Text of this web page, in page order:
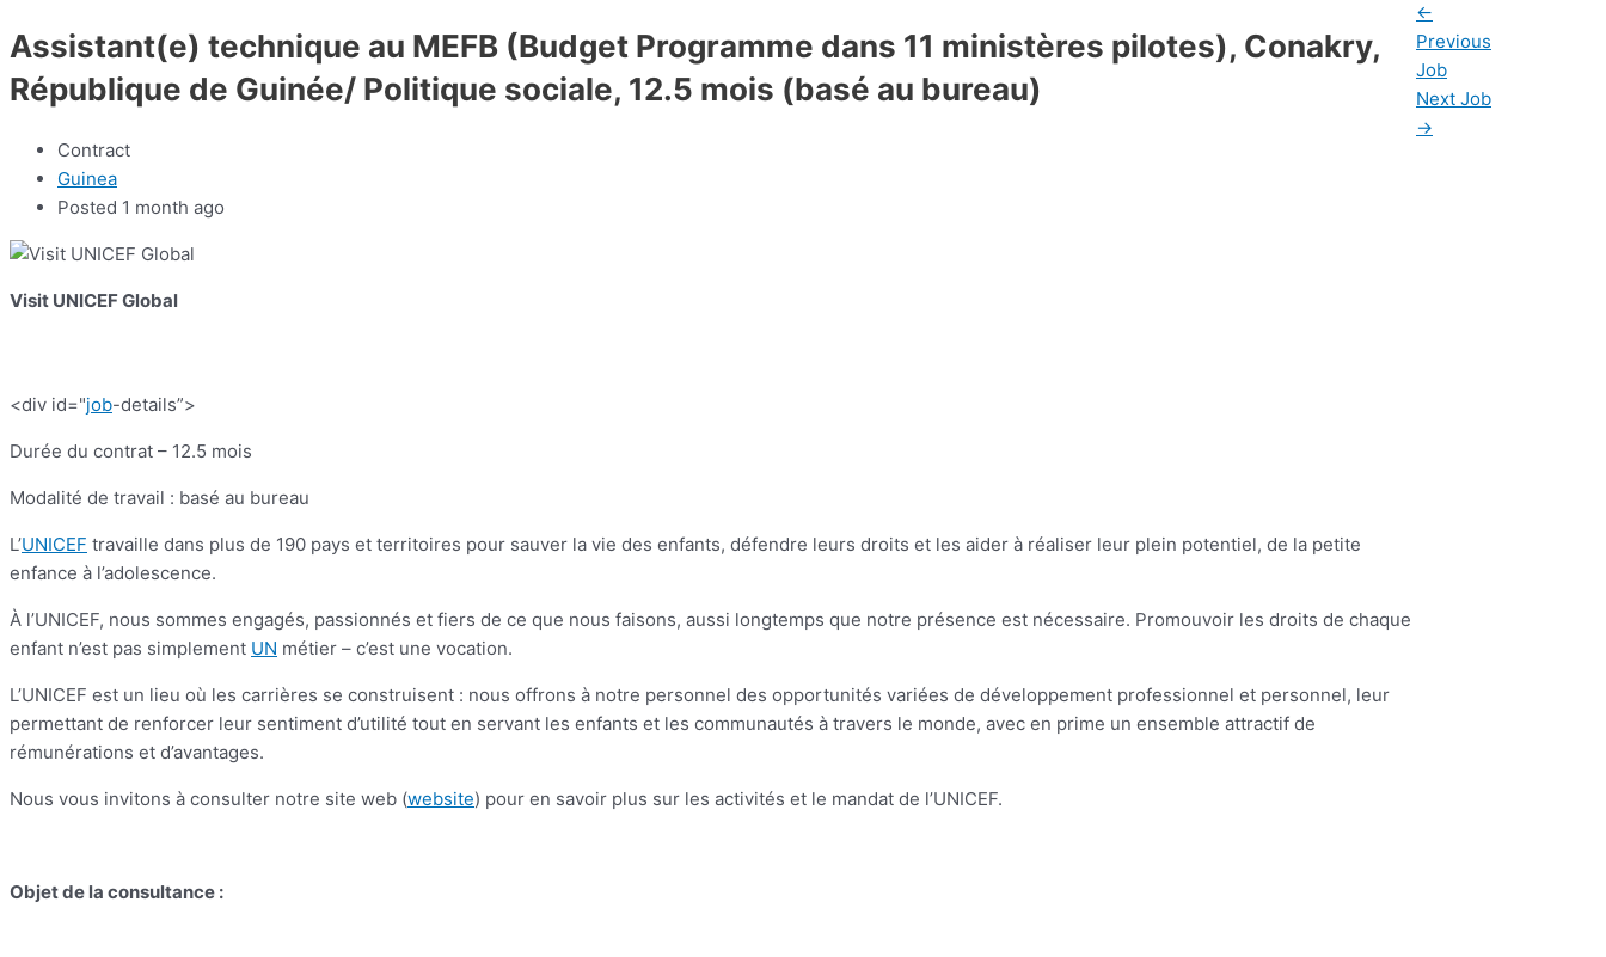
Assistant(e) technique au MEFB (Budget Programme dans 11 ministères pilotes), Conakry,
République de Guinée/ Politique sociale, 12.5 mois (basé au bureau)
Contract
Guinea
Posted 1 month ago
Visit UNICEF Global
<div id="job-details”>
Durée du contrat – 12.5 mois
Modalité de travail : basé au bureau
L’UNICEF travaille dans plus de 190 pays et territoires pour sauver la vie des enfants, défendre leurs droits et les aider à réaliser leur plein potentiel, de la petite
enfance à l’adolescence.
À l’UNICEF, nous sommes engagés, passionnés et fiers de ce que nous faisons, aussi longtemps que notre présence est nécessaire. Promouvoir les droits de chaque
enfant n’est pas simplement UN métier – c’est une vocation.
L’UNICEF est un lieu où les carrières se construisent : nous offrons à notre personnel des opportunités variées de développement professionnel et personnel, leur
permettant de renforcer leur sentiment d’utilité tout en servant les enfants et les communautés à travers le monde, avec en prime un ensemble attractif de
rémunérations et d’avantages.
Nous vous invitons à consulter notre site web (website) pour en savoir plus sur les activités et le mandat de l’UNICEF.
Objet de la consultance :
←
Previous
Job
Next Job
→